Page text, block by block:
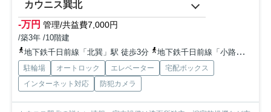
カウニス巽北
-万円 管理/共益費7,000円
/築3年 /10階建
地下鉄千日前線「北巽」駅 徒歩3分
地下鉄千日前線「小路」駅 徒歩12分
駐輪場 オートロック エレベーター
宅配ボックス
インターネット対応
防犯カメラ